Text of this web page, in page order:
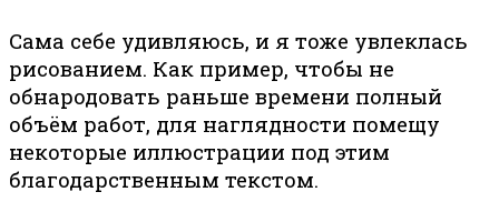
Сама себе удивляюсь, и я тоже увлеклась
рисованием. Как пример, чтобы не
обнародовать раньше времени полный
объём работ, для наглядности помещу
некоторые иллюстрации под этим
благодарственным текстом.